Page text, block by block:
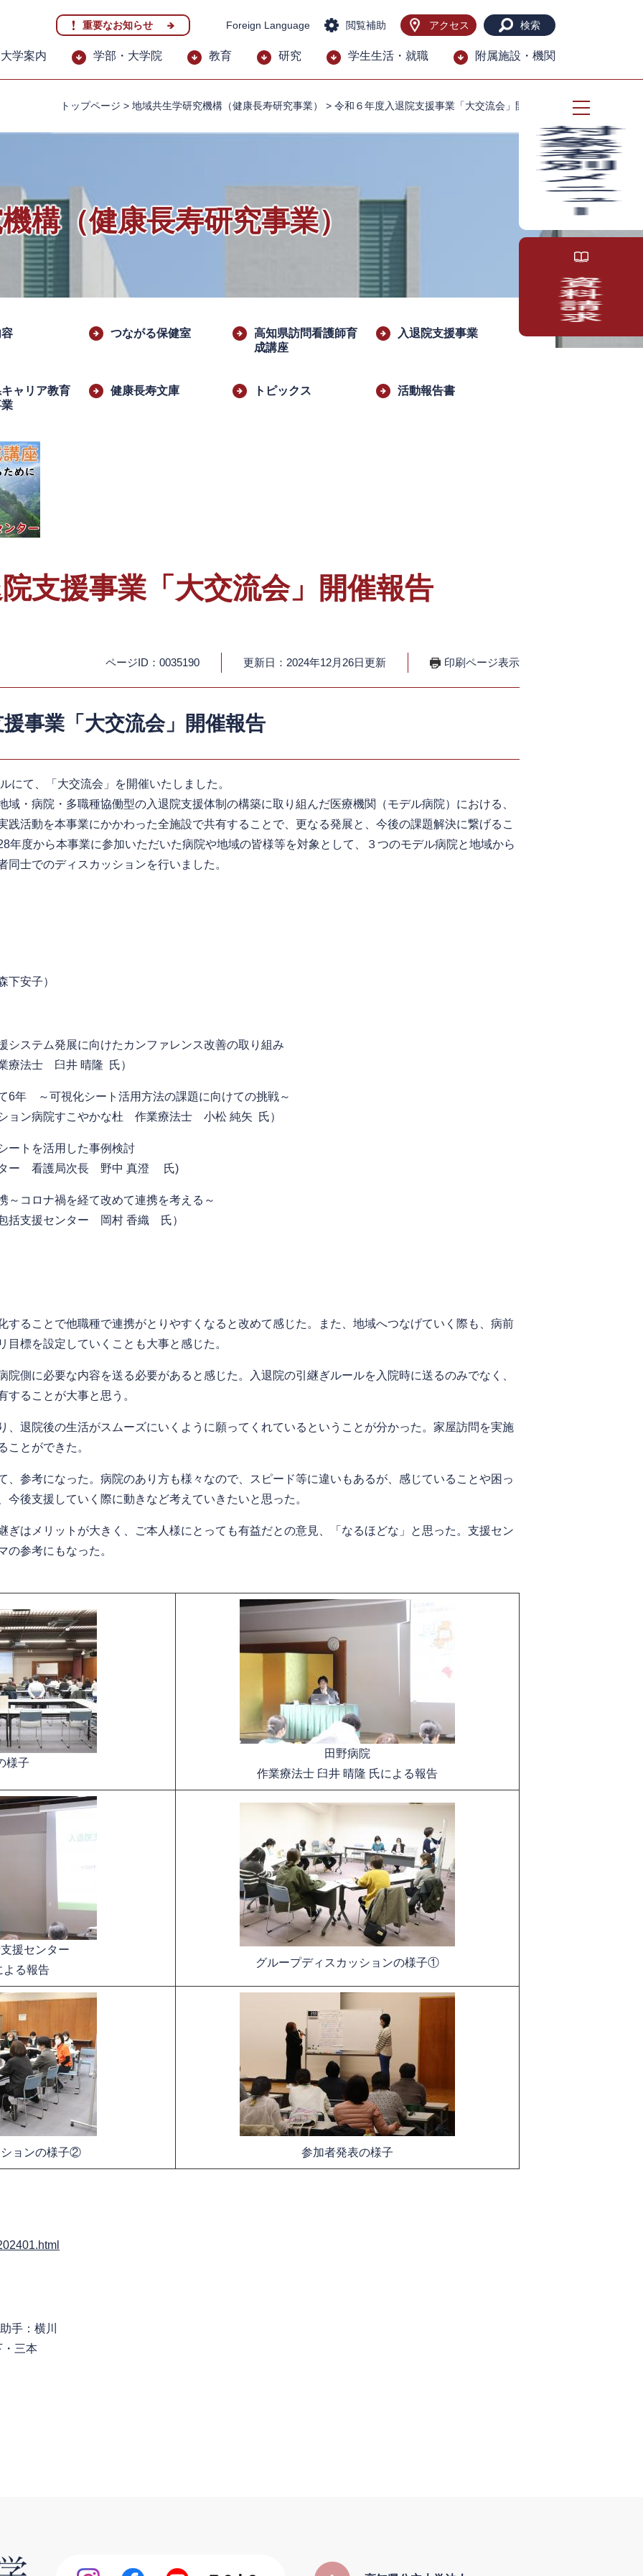
重要なお知らせ Foreign Language 閲覧補助 アクセス 検索
大学案内 学部・大学院 教育 研究 学生生活・就職 附属施設・機関
トップページ > 地域共生学研究機構（健康長寿研究事業） > 令和６年度入退院支援事業「大交流会」開催報告
構（健康長寿研究事業）
つながる保健室
高知県訪問看護師育
成講座
入退院支援事業
ャリア教育
健康長寿文庫 トピックス 活動報告書
支援事業「大交流会」開催報告
ページID：0035190 更新日：2024年12月26日更新 印刷ページ表示
事業「大交流会」開催報告
て、「大交流会」を開催いたしました。
・病院・多職種協働型の入退院支援体制の構築に取り組んだ医療機関（モデル病院）における、
践活動を本事業にかかわった全施設で共有することで、更なる発展と、今後の課題解決に繋げるこ
年度から本事業に参加いただいた病院や地域の皆様等を対象として、３つのモデル病院と地域から
士でのディスカッションを行いました。
下安子）
システム発展に向けたカンファレンス改善の取り組み​​
井 晴隆 氏）
年 ～可視化シート活用方法の課題に向けての挑戦～​
やかな杜 作業療法士 小松 純矢 氏）
ートを活用した事例検討​
局次長 野中 真澄 氏)
～コロナ禍を経て改めて連携を考える～​
ンター 岡村 香織 氏）
することで他職種で連携がとりやすくなると改めて感じた。また、地域へつなげていく際も、病前
標を設定していくことも大事と感じた。​
側に必要な内容を送る必要があると感じた。入退院の引継ぎルールを入院時に送るのみでなく、
することが大事と思う。
、退院後の生活がスムーズにいくように願ってくれているということが分かった。家屋訪問を実施
ことができた。
、参考になった。病院のあり方も様々なので、スピード等に違いもあるが、感じていることや困っ
後支援していく際に動きなど考えていきたいと思った。
ぎはメリットが大きく、ご本人様にとっても有益だとの意見、「なるほどな」と思った。支援セン
の参考にもなった。
様子
田野病院
作業療法士 臼井 晴隆 氏による報告
援センター
よる報告
グループディスカッションの様子①
ョンの様子② 参加者発表の様子
手：横川
三本